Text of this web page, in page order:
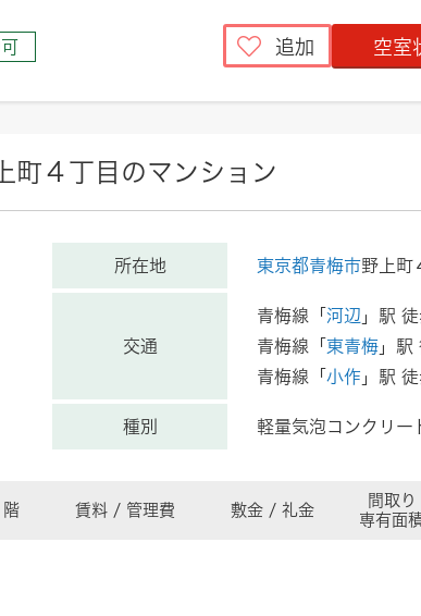
追加 空室
町４丁目のマンション
所在地 東京都青梅市野上町
交通
青梅線「 河辺 」駅
青梅線「 東青梅 」
青梅線「 小作 」駅
種別 軽量気泡コンクリ
階 賃料 / 管理費 敷金 / 礼金
間取り
専有面